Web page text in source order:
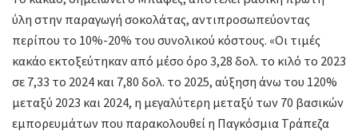
ύλη στην παραγωγή σοκολάτας, αντιπροσωπεύοντας
περίπου το 10%-20% του συνολικού κόστους. «Οι τιμές
κακάο εκτοξεύτηκαν από μέσο όρο 3,28 δολ. το κιλό το 2023
σε 7,33 το 2024 και 7,80 δολ. το 2025, αύξηση άνω του 120%
μεταξύ 2023 και 2024, η μεγαλύτερη μεταξύ των 70 βασικών
εμπορευμάτων που παρακολουθεί η Παγκόσμια Τράπεζα